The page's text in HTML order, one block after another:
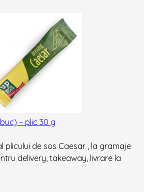
– plic 30 g
plicului de sos Caesar , la gramaje
delivery, takeaway, livrare la